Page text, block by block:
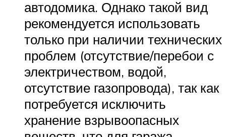
автодомика. Однако такой вид
рекомендуется использовать
только при наличии технических
проблем (отсутствие/перебои с
электричеством, водой,
отсутствие газопровода), так как
потребуется исключить
хранение взрывоопасных